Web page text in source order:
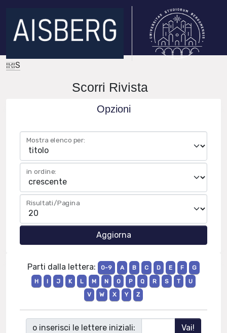
IRIS
Scorri Rivista
Opzioni
Mostra elenco per:
in ordine:
Risultati/Pagina
Parti dalla lettera: 0-9 A B C D E F
G
H
I J K L M N O P Q R S T
U
V
W X Y Z
o inserisci le lettere iniziali: